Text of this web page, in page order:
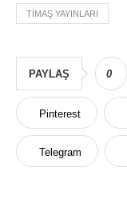
TIMAŞ YAYINLARI
PAYLAŞ 0
Pinterest
Telegram